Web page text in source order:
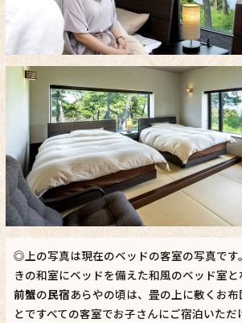
◎上の写真は現在のベッドの客室の写真です
きの和室にベッドを備えた和風のベッド室と
前蟹の民宿あらやの頃は、畳の上に敷くお
とですべての客室でお子さんにご宿泊いた